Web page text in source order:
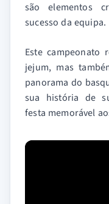
são elementos
sucesso da equipa.
Este
jejum, mas
panorama do
sua história de
festa memorável